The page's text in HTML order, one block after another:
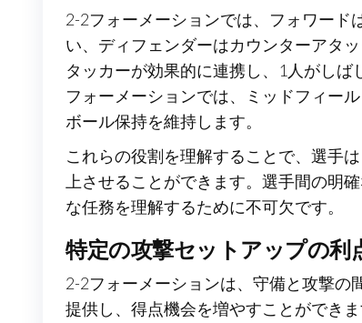
2-2フォーメーションでは、フォワード
い、ディフェンダーはカウンターアタ
タッカーが効果的に連携し、1人がし
フォーメーションでは、ミッドフィー
ボール保持を維持します。
これらの役割を理解することで、選手
上させることができます。選手間の明
な任務を理解するために不可欠です。
特定の攻撃セットアップの利
2-2フォーメーションは、守備と攻撃の
提供し、得点機会を増やすことができ